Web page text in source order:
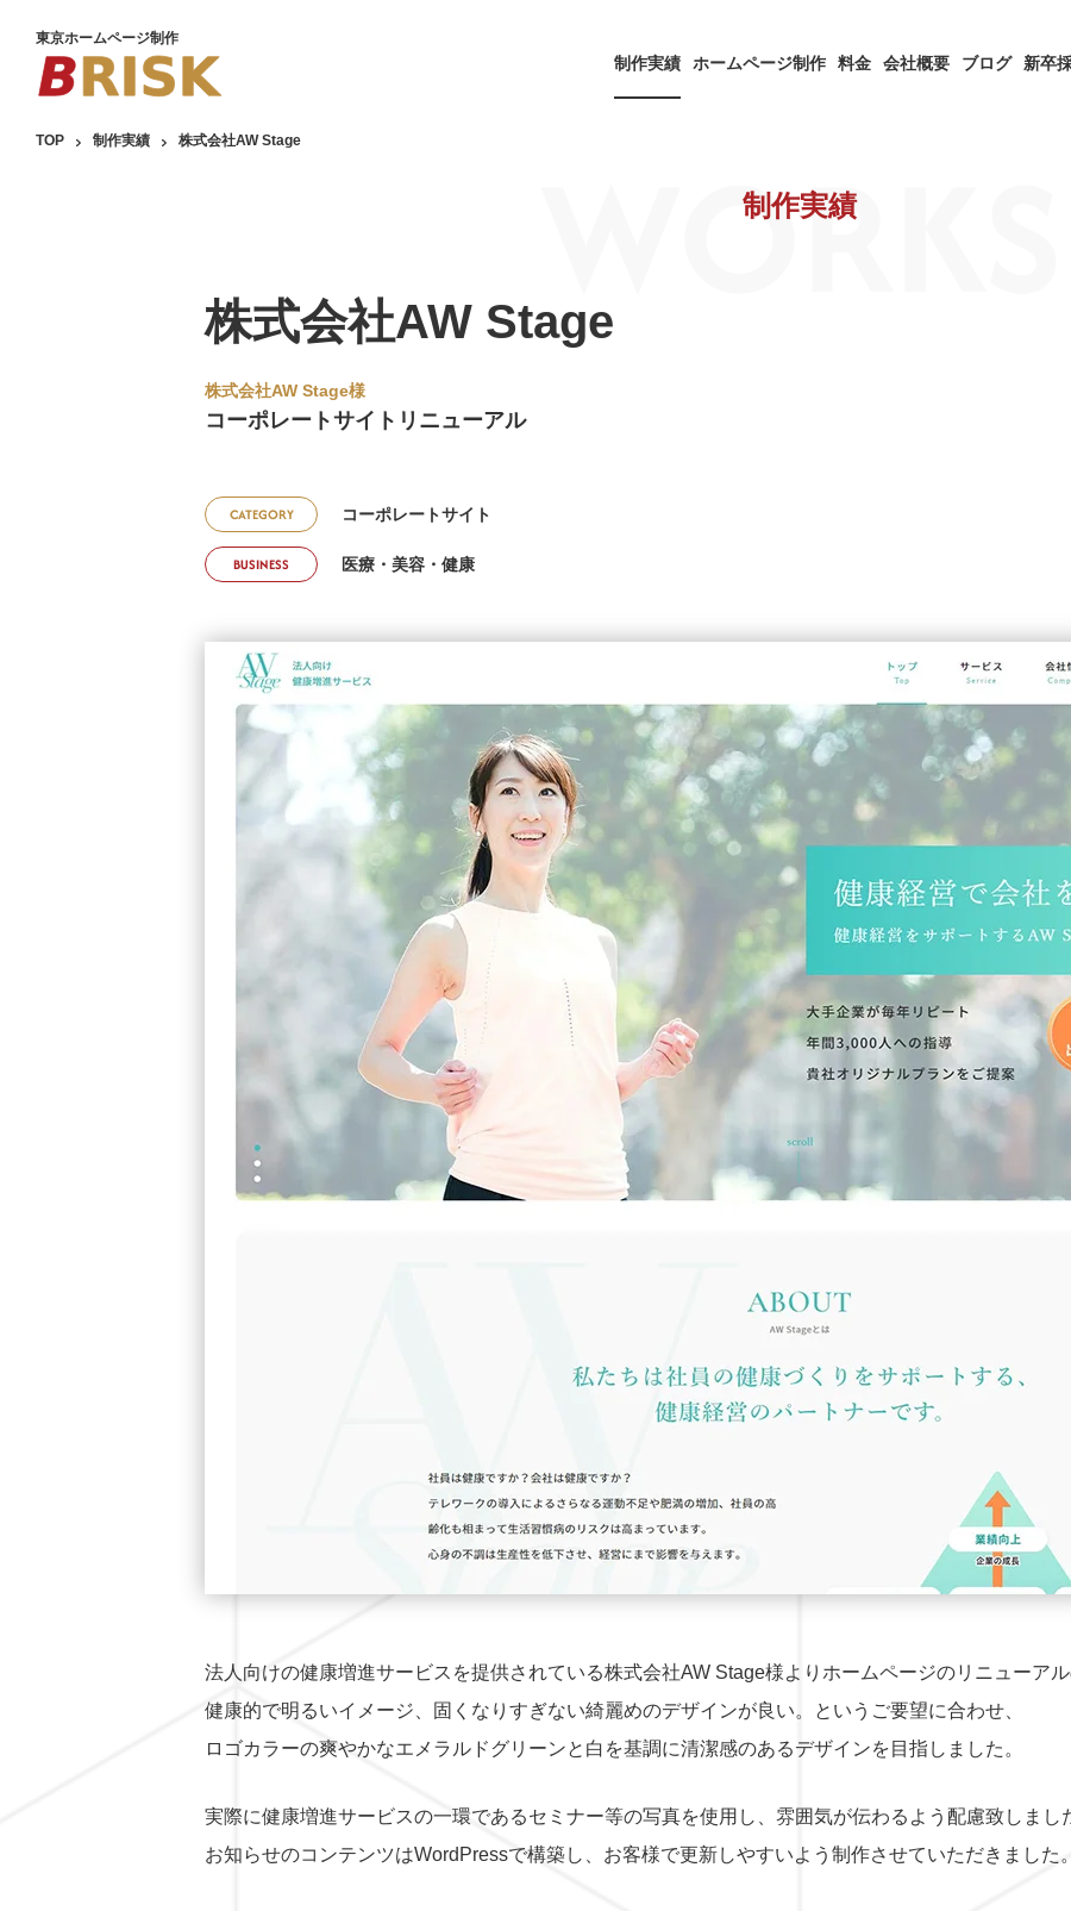
東京ホームページ制作
制作実績 ホームページ制作 料金 会社概要 ブログ 新卒
制作実績
WORKS
TOP 制作実績 株式会社AW Stage
株式会社AW Stage
株式会社AW Stage様
コーポレートサイトリニューアル
CATEGORY コーポレートサイト
BUSINESS 医療・美容・健康
法人向けの健康増進サービスを提供されている株式会社AW Stage様よりホームページのリニューアル
健康的で明るいイメージ、固くなりすぎない綺麗めのデザインが良い。というご要望に合わせ、
ロゴカラーの爽やかなエメラルドグリーンと白を基調に清潔感のあるデザインを目指しました。
実際に健康増進サービスの一環であるセミナー等の写真を使用し、雰囲気が伝わるよう配慮致しまし
お知らせのコンテンツはWordPressで構築し、お客様で更新しやすいよう制作させていただきました。